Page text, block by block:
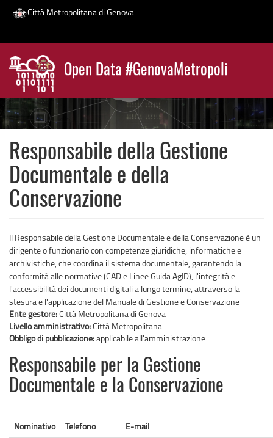
Salta
contenuto
principale
Città Metropolitana di Genova
Open Data #GenovaMetropoli
News
Responsabile della Gestione
Documentale e della
Conservazione
Il Responsabile della Gestione Documentale e della Conservazione è un
dirigente o funzionario con competenze giuridiche, informatiche e
archivistiche, che coordina il sistema documentale, garantendo la
conformità alle normative (CAD e Linee Guida AgID), l'integrità e
l'accessibilità dei documenti digitali a lungo termine, attraverso la
stesura e l'applicazione del Manuale di Gestione e Conservazione
Ente gestore:Città Metropolitana di Genova
Livello amministrativo:Città Metropolitana
Obbligo di pubblicazione:applicabile all'amministrazione
Responsabile per la Gestione
Documentale e la Conservazione
Nominativo Telefono
E-mail